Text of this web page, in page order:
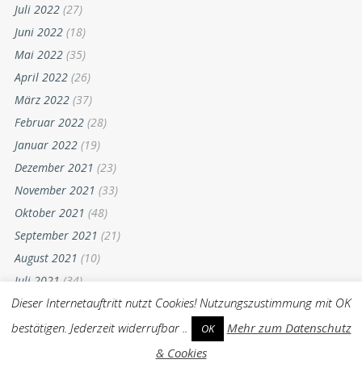
Juli 2022 (27)
Juni 2022 (18)
Mai 2022 (35)
April 2022 (26)
März 2022 (37)
Februar 2022 (28)
Januar 2022 (19)
Dezember 2021 (23)
November 2021 (33)
Oktober 2021 (48)
September 2021 (21)
August 2021 (10)
Juli 2021 (34)
Juni 2021(13)
Mai 2021(15)
Dieser Internetauftritt nutzt Cookies! Nutzungszustimmung mit OK
bestätigen. Jederzeit widerrufbar ..
OK
Mehr zum Datenschutz
& Cookies